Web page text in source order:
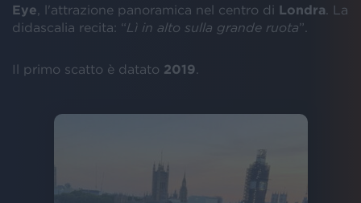
Eye , l'attrazione panoramica nel centro di Londra . La
didascalia recita: “Lì in alto sulla grande ruota”.
Il primo scatto è datato 2019